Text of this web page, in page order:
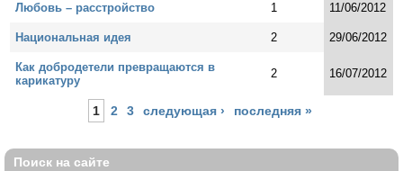
Любовь – расстройство 1 11/06/2012
Национальная идея 2 29/06/2012
Как добродетели превращаются в
карикатуру
2 16/07/2012
Страницы
1 2 3 следующая › последняя »
Поиск на сайте